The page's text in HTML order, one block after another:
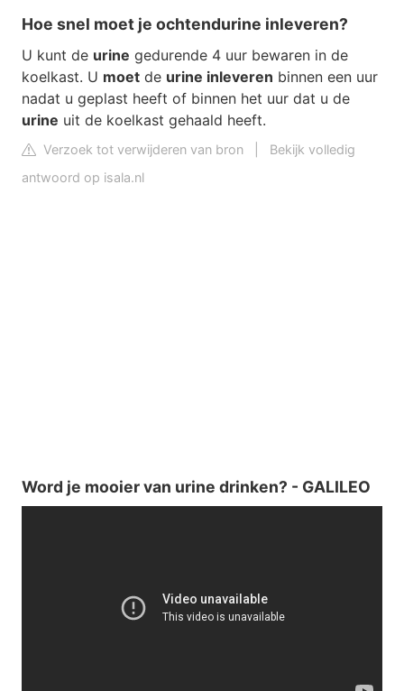
Hoe snel moet je ochtendurine inleveren?
U kunt de urine gedurende 4 uur bewaren in de
koelkast. U moet de urine inleveren binnen een uur
nadat u geplast heeft of binnen het uur dat u de
urine uit de koelkast gehaald heeft.
Verzoek tot verwijderen van bron
Bekijk volledig
antwoord op isala.nl
Word je mooier van urine drinken? - GALILEO